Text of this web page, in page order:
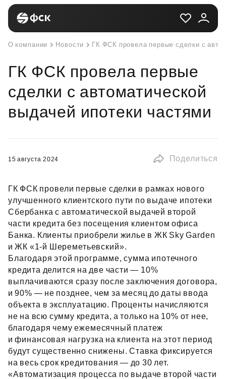
О компании Новости ГК ФСК провела первые сделки с
ГК ФСК провела первые
сделки с автоматической
выдачей ипотеки частями
15 августа 2024 Поделиться
ГК ФСК провели первые сделки в рамках нового
улучшенного клиентского пути по выдаче ипотеки
Сбербанка с автоматической выдачей второй
части кредита без посещения клиентом офиса
Банка. Клиенты приобрели жилье в ЖК Sky Garden
и ЖК «1‑й Шереметьевский».
Благодаря этой программе, сумма ипотечного
кредита делится на две части — 10%
выплачиваются сразу после заключения договора,
и 90% — не позднее, чем за месяц до даты ввода
объекта в эксплуатацию. Проценты начисляются
не на всю сумму кредита, а только на 10% от нее,
благодаря чему ежемесячный платеж
и финансовая нагрузка на клиента на этот период
будут существенно снижены. Ставка фиксируется
на весь срок кредитования — до 30 лет.
«Автоматизация процесса по выдаче второй части